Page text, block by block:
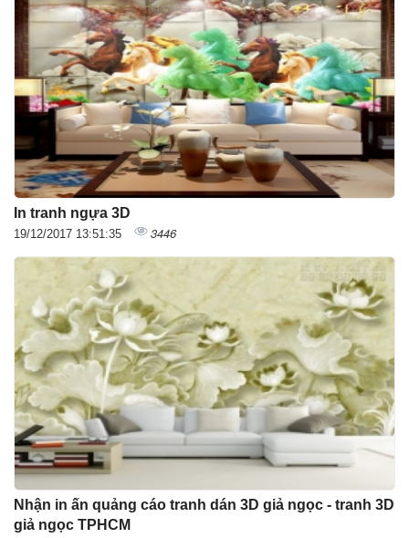
In tranh ngựa 3D
19/12/2017 13:51:35 3446
Nhận in ấn quảng cáo tranh dán 3D giả ngọc - tranh 3D
giả ngọc TPHCM